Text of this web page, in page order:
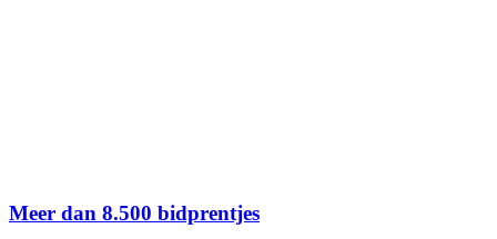
Meer dan 8.500 bidprentjes